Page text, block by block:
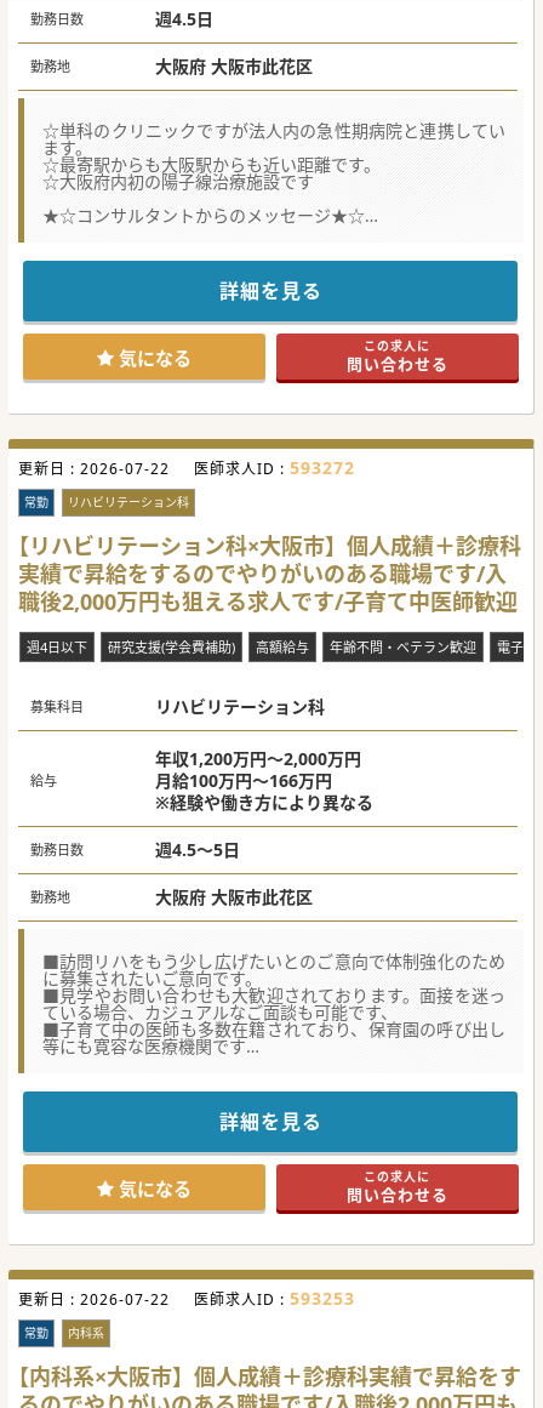
勤務日数 週4.5日
勤務地 大阪府 大阪市此花区
☆単科のクリニックですが法人内の急性期病院と連携してい
ます。
☆最寄駅からも大阪駅からも近い距離です。
☆大阪府内初の陽子線治療施設です
★☆コンサルタントからのメッセージ★☆
放射線治療科の先生は些細なことでもお気軽にお問合せ下さ
#秋入職可
詳細を見る
気になる この求人に
問い合わせる
更新日 : 2026-07-22 医師求人ID : 593272
常勤 リハビリテーション科
【リハビリテーション科×大阪市】個人成績＋診療科
実績で昇給をするのでやりがいのある職場です/入
職後2,000万円も狙える求人です/子育て中医師歓迎
週4日以下 研究支援(学会費補助) 高額給与 年齢不問・ベテラン歓迎 電子カ
募集科目 リハビリテーション科
給与
年収1,200万円～2,000万円
月給100万円～166万円
※経験や働き方により異なる
勤務日数 週4.5～5日
勤務地 大阪府 大阪市此花区
■訪問リハをもう少し広げたいとのご意向で体制強化のため
に募集されたいご意向です。
■見学やお問い合わせも大歓迎されております。面接を迷っ
ている場合、カジュアルなご面談も可能です、
■子育て中の医師も多数在籍されており、保育園の呼び出し
等にも寛容な医療機関です
☆クリニックから老健等の施設まで地域包括ケアシステムを
構築している法人です。
☆院内保育、病児保育もございます。就学前までのお子様を
お預かりが可能です。
☆時短勤務も相談可能で週20時間勤務で社保加入も可能で
#秋入職可
詳細を見る
気になる この求人に
問い合わせる
更新日 : 2026-07-22 医師求人ID : 593253
常勤 内科系
【内科系×大阪市】個人成績＋診療科実績で昇給をす